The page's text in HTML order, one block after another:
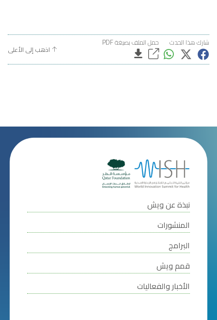
شارك هذا الحدث حمل الملف بصيغة PDF
اذهب إلى الأعلى
نبذة عن ويش
المنشورات
البرامج
قمم ويش
الأخبار والفعاليات